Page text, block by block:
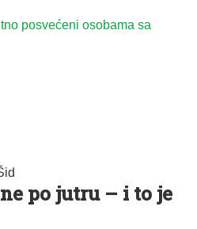
posvećeni osobama sa
po jutru – i to je